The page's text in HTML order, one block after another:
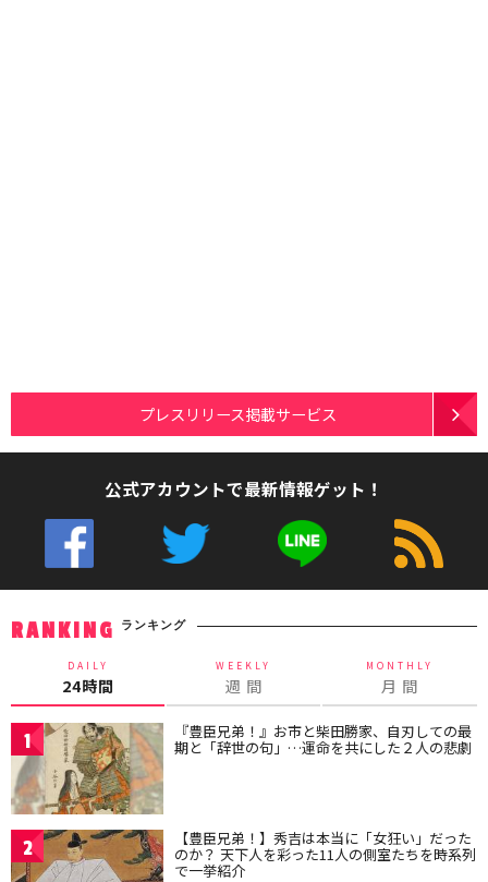
プレスリリース掲載サービス
公式アカウントで最新情報ゲット！
RANKING ランキング
DAILY
24時間
WEEKLY
週 間
MONTHLY
月 間
1 『豊臣兄弟！』お市と柴田勝家、自刃しての最
期と「辞世の句」…運命を共にした２人の悲劇
2 【豊臣兄弟！】秀吉は本当に「女狂い」だった
のか？ 天下人を彩った11人の側室たちを時系列
で一挙紹介